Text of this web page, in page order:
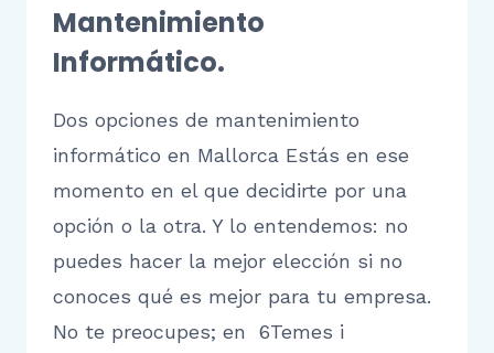
Mantenimiento
Informático.
Dos opciones de mantenimiento
informático en Mallorca Estás en ese
momento en el que decidirte por una
opción o la otra. Y lo entendemos: no
puedes hacer la mejor elección si no
conoces qué es mejor para tu empresa.
No te preocupes; en 6Temes i